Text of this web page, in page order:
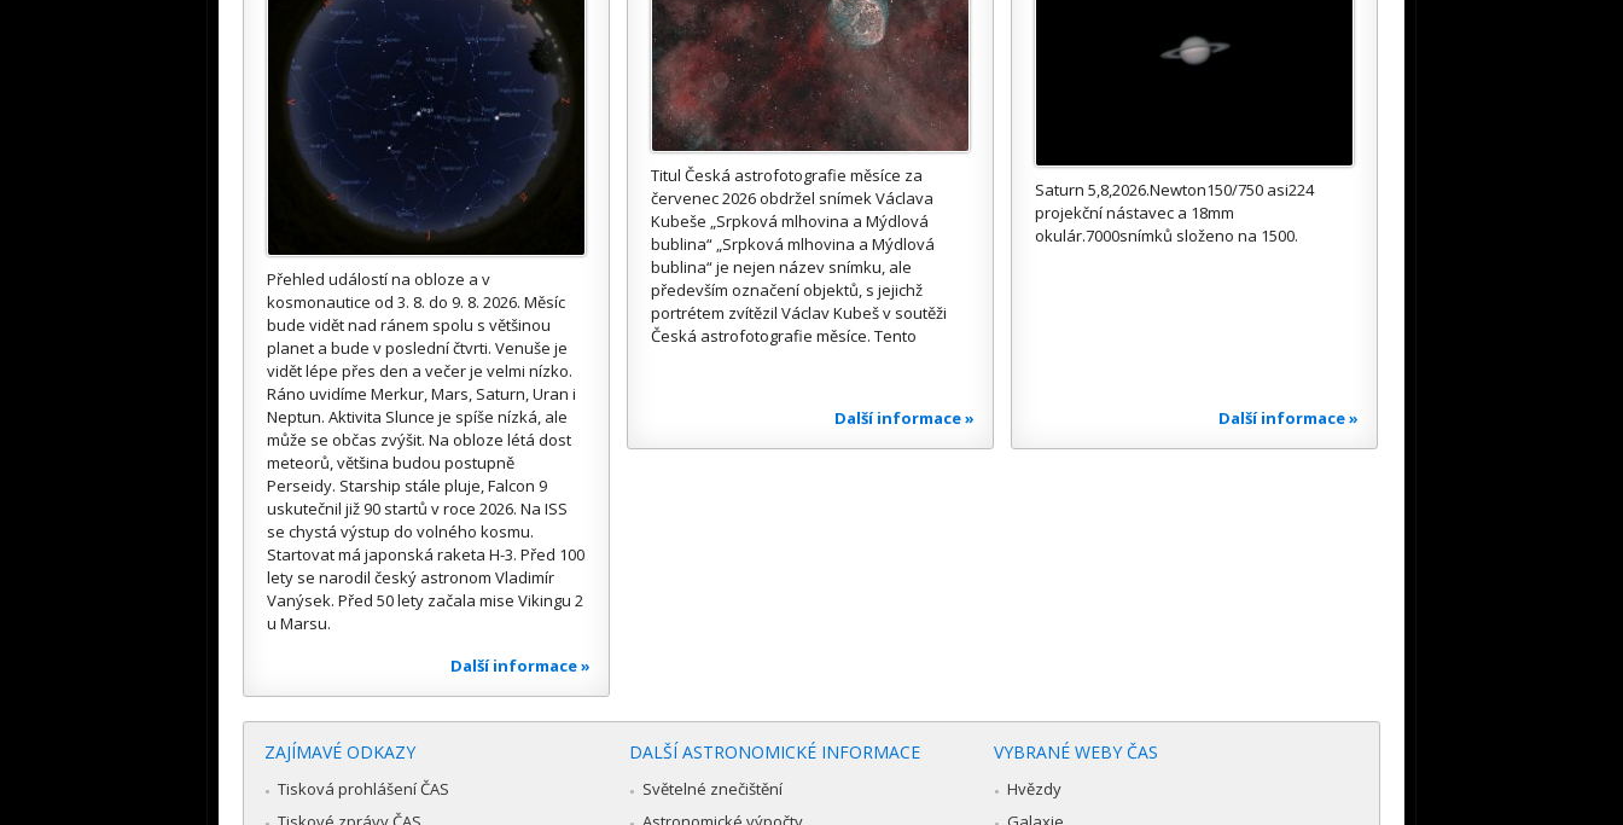
Přehled událostí na obloze a v
kosmonautice od 3. 8. do 9. 8. 2026. Měsíc
bude vidět nad ránem spolu s většinou
planet a bude v poslední čtvrti. Venuše je
vidět lépe přes den a večer je velmi nízko.
Ráno uvidíme Merkur, Mars, Saturn, Uran i
Neptun. Aktivita Slunce je spíše nízká, ale
může se občas zvýšit. Na obloze létá dost
meteorů, většina budou postupně
Perseidy. Starship stále pluje, Falcon 9
uskutečnil již 90 startů v roce 2026. Na ISS
se chystá výstup do volného kosmu.
Startovat má japonská raketa H-3. Před 100
lety se narodil český astronom Vladimír
Vanýsek. Před 50 lety začala mise Vikingu 2
u Marsu.
Další informace »
Titul Česká astrofotografie měsíce za
červenec 2026 obdržel snímek Václava
Kubeše „Srpková mlhovina a Mýdlová
bublina“ „Srpková mlhovina a Mýdlová
bublina“ je nejen název snímku, ale
především označení objektů, s jejichž
portrétem zvítězil Václav Kubeš v soutěži
Česká astrofotografie měsíce. Tento
Další informace »
Saturn 5,8,2026.Newton150/750 asi224
projekční nástavec a 18mm
okulár.7000snímků složeno na 1500.
Další informace »
ZAJÍMAVÉ ODKAZY
Tisková prohlášení ČAS
DALŠÍ ASTRONOMICKÉ INFORMACE
Světelné znečištění
VYBRANÉ WEBY ČAS
Hvězdy